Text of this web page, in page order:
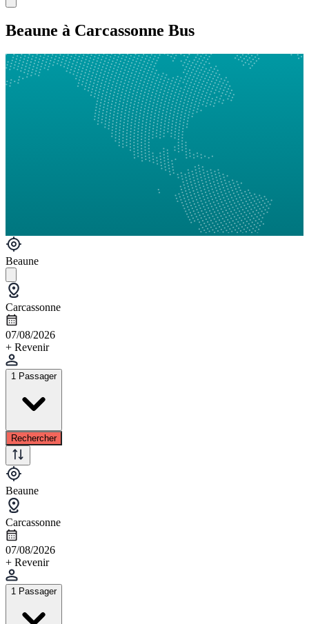
Beaune à Carcassonne Bus
Beaune
Carcassonne
07/08/2026
+ Revenir
1 Passager
Rechercher
Beaune
Carcassonne
07/08/2026
+ Revenir
1 Passager